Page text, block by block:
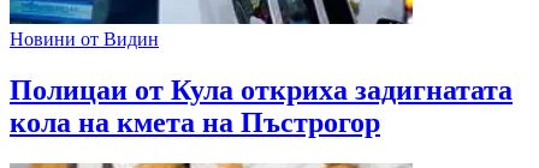
Новини от Видин
Полицаи от Кула откриха задигнатата
кола на кмета на Пъстрогор